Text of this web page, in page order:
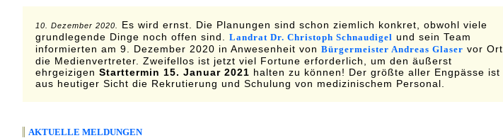
10. Dezember 2020.
Es wird ernst. Die Planungen sind schon ziemlich konkret, obwohl viele
grundlegende Dinge noch offen sind. Landrat Dr. Christoph Schnaudigel und sein Team
informierten am 9. Dezember 2020 in Anwesenheit von Bürgermeister Andreas Glaser vor Ort
die Medienvertreter. Zweifellos ist jetzt viel Fortune erforderlich, um den äußerst
ehrgeizigen Starttermin 15. Januar 2021 halten zu können! Der größte aller Engpässe ist
aus heutiger Sicht die Rekrutierung und Schulung von medizinischem Personal.
AKTUELLE MELDUNGEN